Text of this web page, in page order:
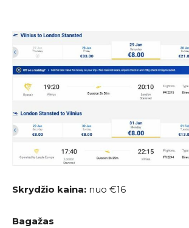
Skrydžio kaina: nuo €16
Bagažas